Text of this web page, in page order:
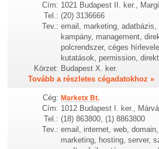
Cím: 1021 Budapest II. ker.,
Tel.: (20) 3136666
Tev.: email, marketing,
kampány, management,
polcrendszer, céges
kutatások, permission,
Körzet: Budapest X. ker.
Tovább a részletes cégadatokhoz »
Cég: Marketx Bt.
Cím: 1012 Budapest I. ker.,
Tel.: (18) 863800, (1) 8863800
Tev.: email, internet, web,
marketing, hosting, server,